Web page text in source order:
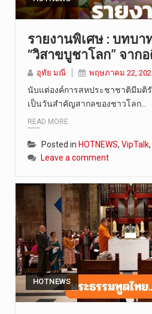
รายงานพิเศษ : บทบา
“วิสาขบูชาโลก” จาก
อุทัย มณี พฤษภาคม 22,
นับแต่องค์การสหประชาชาติมีมติ
เป็นวันสำคัญสากลของชาวโลก…
READ MORE
Posted in HOTNEWS, VipTalk,
Leave a comment
HOTNEWS